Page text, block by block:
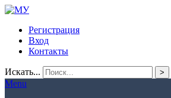
Регистрация
Вход
Контакты
Искать... >
Menu